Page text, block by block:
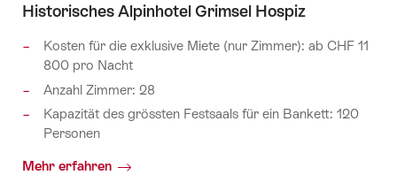
Historisches Alpinhotel Grimsel Hospiz
Kosten für die exklusive Miete (nur Zimmer): ab CHF 11
800 pro Nacht
Anzahl Zimmer: 28
Kapazität des grössten Festsaals für ein Bankett: 120
Personen
Mehr erfahren